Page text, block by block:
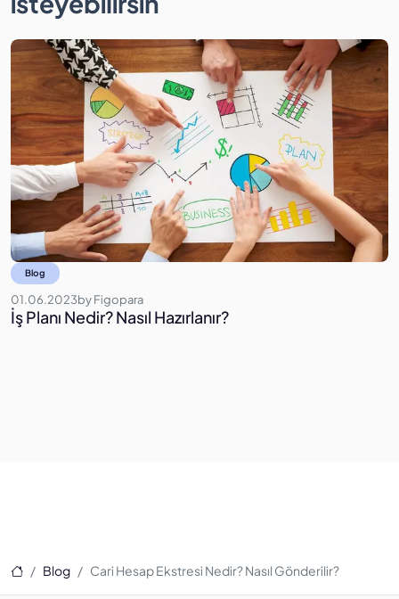
Blog
01.06.2023byFigopara
İş Planı Nedir? Nasıl Hazırlanır?
Ana Sayfa
Blog Cari Hesap Ekstresi Nedir? Nasıl Gönderilir?